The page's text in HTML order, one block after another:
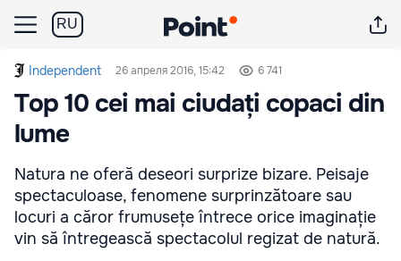
RU
Independent 26 апреля 2016, 15:42 6 741
Top 10 cei mai ciudați copaci din
lume
Natura ne oferă deseori surprize bizare. Peisaje
spectaculoase, fenomene surprinzătoare sau
locuri a căror frumusețe întrece orice imaginație
vin să întregească spectacolul regizat de natură.